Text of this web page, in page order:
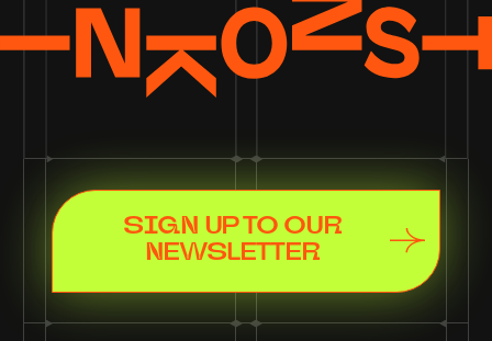
SIGN UP TO OUR
NEWSLETTER